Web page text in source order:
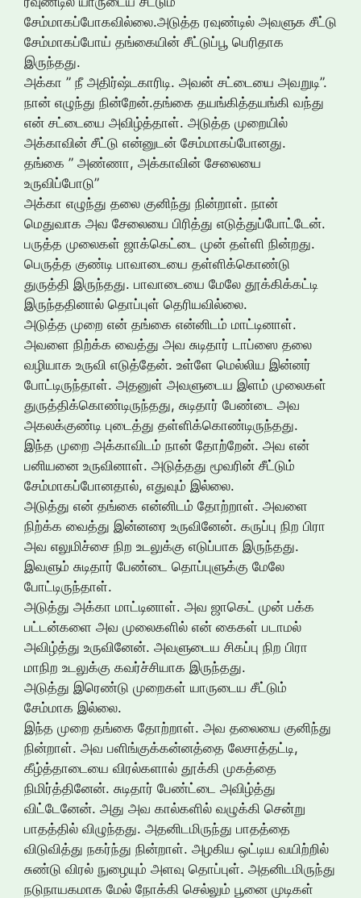
சேம்மாகப்போகவில்லை.அடுத்த ரவுண்டில் அவளுக சீட்டு
சேம்மாகப்போய் தங்கையின் சீட்டுப்பூ பெரிதாக
இருந்தது.
அக்கா ” நீ அதிர்ஷ்டகாரிடி. அவன் சட்டையை அவறுடி”.
நான் எழுந்து நின்றேன்.தங்கை தயங்கித்தயங்கி வந்து
என் சட்டையை அவிழ்த்தாள். அடுத்த முறையில்
அக்காவின் சீட்டு என்னுடன் சேம்மாகப்போனது.
தங்கை ” அண்ணா, அக்காவின் சேலையை
உருவிப்போடு”
அக்கா எழுந்து தலை குனிந்து நின்றாள். நான்
மெதுவாக அவ சேலையை பிரித்து எடுத்துப்போட்டேன்.
பருத்த முலைகள் ஜாக்கெட்டை முன் தள்ளி நின்றது.
பெருத்த குண்டி பாவாடையை தள்ளிக்கொண்டு
துருத்தி இருந்தது. பாவாடையை மேலே தூக்கிக்கட்டி
இருந்ததினால் தொப்புள் தெரியவில்லை.
அடுத்த முறை என் தங்கை என்னிடம் மாட்டினாள்.
அவளை நிற்க்க வைத்து அவ சுடிதார் டாப்ஸை தலை
வழியாக உருவி எடுத்தேன். உள்ளே மெல்லிய இன்னர்
போட்டிருந்தாள். அதனுள் அவளுடைய இளம் முலைகள்
துருத்திக்கொண்டிருந்தது, சுடிதார் பேண்டை அவ
அகலக்குண்டி புடைத்து தள்ளிக்கொண்டிருந்தது.
இந்த முறை அக்காவிடம் நான் தோற்றேன். அவ என்
பனியனை உருவினாள். அடுத்தது மூவரின் சீட்டும்
சேம்மாகப்போனதால், எதுவும் இல்லை.
அடுத்து என் தங்கை என்னிடம் தோற்றாள். அவளை
நிற்க்க வைத்து இன்னரை உருவினேன். கருப்பு நிற பிரா
அவ எலுமிச்சை நிற உடலுக்கு எடுப்பாக இருந்தது.
இவளும் சுடிதார் பேண்டை தொப்புளுக்கு மேலே
போட்டிருந்தாள்.
அடுத்து அக்கா மாட்டினாள். அவ ஜாகெட் முன் பக்க
பட்டன்களை அவ முலைகளில் என் கைகள் படாமல்
அவிழ்த்து உருவினேன். அவளுடைய சிகப்பு நிற பிரா
மாநிற உடலுக்கு கவர்ச்சியாக இருந்தது.
அடுத்து இரெண்டு முறைகள் யாருடைய சீட்டும்
சேம்மாக இல்லை.
இந்த முறை தங்கை தோற்றாள். அவ தலையை குனிந்து
நின்றாள். அவ பளிங்குக்கன்னத்தை லேசாத்தட்டி,
கீழ்த்தாடையை விரல்களால் தூக்கி முகத்தை
நிமிர்த்தினேன். சுடிதார் பேண்ட்டை அவிழ்த்து
விட்டேனேன். அது அவ கால்களில் வழுக்கி சென்று
பாதத்தில் விழுந்தது. அதனிடமிருந்து பாதத்தை
விடுவித்து நகர்ந்து நின்றாள். அழகிய ஒட்டிய வயிற்றில்
சுண்டு விரல் நுழையும் அளவு தொப்புள். அதனிடமிருந்து
நடுநாயகமாக மேல் நோக்கி செல்லும் பூனை முடிகள்